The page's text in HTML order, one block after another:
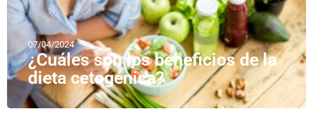
07/04/2024
¿Cuáles son los beneficios de la
dieta cetogénica?